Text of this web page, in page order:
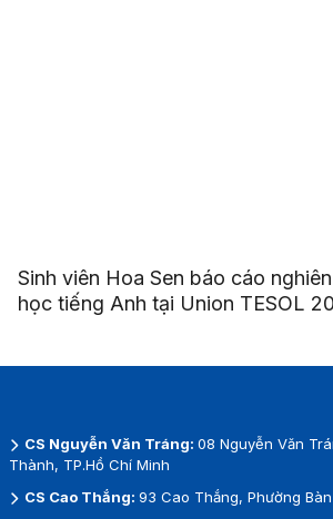
Sinh viên Hoa Sen báo cáo
học tiếng Anh tại Union TESOL
CS Nguyễn Văn Tráng: 08 Nguyễn Văn
Thành, TP.Hồ Chí Minh
CS Cao Thắng: 93 Cao Thắng, Phường